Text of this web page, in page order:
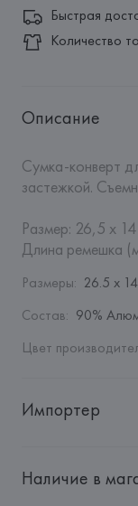
Быстрая
Количество
Описание
Сумка-конверт
застежкой.
Размер: 26,5 x
Длина ремешка
Размеры: 26.5 x
Состав: 90%
Цвет
Импортер
"БелВиринея"
Наличие в